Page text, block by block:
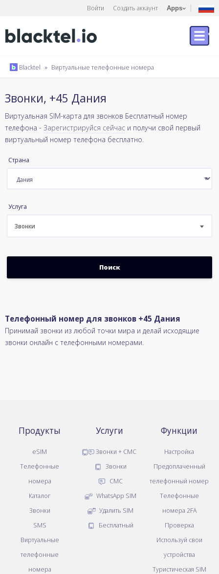
Войти Создать аккаунт Apps
Blacktel » Виртуальные телефонные номера
Звонки, +45 Дания
Виртуальная SIM-карта для звонков Бесплатный номер
телефона - Зарегистрируйся сейчас и получи свой первый
виртуальный номер телефона бесплатно.
Страна
Услуга
Звонки
Телефонный номер для звонков +45 Дания
Принимай звонки из любой точки мира и делай исходящие
звонки онлайн с телефонными номерами.
Продукты
eSIM
Телефонные
номера
Каталог
Звонки
SMS
Виртуальные
телефонные
номера
Услуги
Звонки + СМС
Звонки
СМС
WhatsApp SIM
Удалить SIM
Бесплатный
Функции
Настройка
Предоплаченный
телефонный номер
Телефонные
номера 2FA
Проверка
Используй свои
устройства
Туристическая SIM